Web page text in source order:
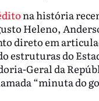
na história
Heleno,
direto em
estruturas do
Geral da
“minuta do